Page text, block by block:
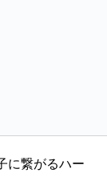
に繋がるハー